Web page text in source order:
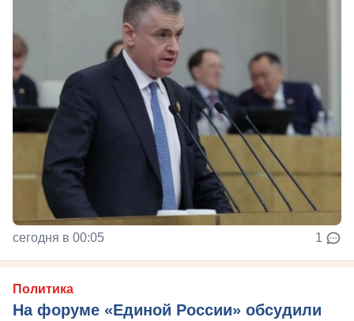
сегодня в 00:05 1
Политика
На форуме «Единой России» обсудили